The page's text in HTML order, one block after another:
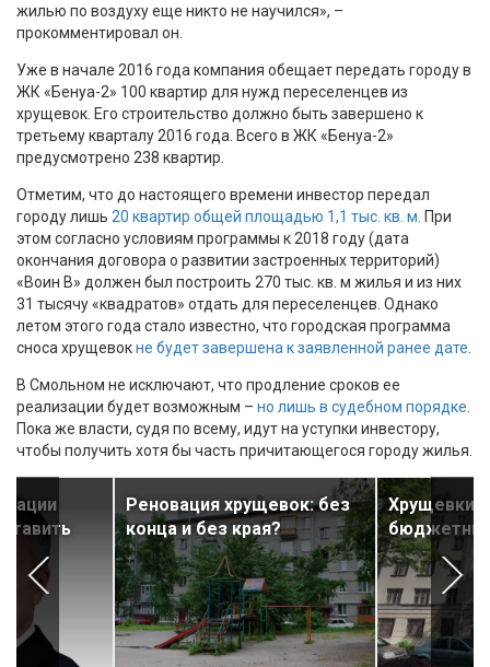
жилью по воздуху еще никто не научился», –
прокомментировал он.
Уже в начале 2016 года компания обещает передать городу в
ЖК «Бенуа-2» 100 квартир для нужд переселенцев из
хрущевок. Его строительство должно быть завершено к
третьему кварталу 2016 года. Всего в ЖК «Бенуа-2»
предусмотрено 238 квартир.
Отметим, что до настоящего времени инвестор передал
городу лишь 20 квартир общей площадью 1,1 тыс. кв. м. При
этом согласно условиям программы к 2018 году (дата
окончания договора о развитии застроенных территорий)
«Воин В» должен был построить 270 тыс. кв. м жилья и из них
31 тысячу «квадратов» отдать для переселенцев. Однако
летом этого года стало известно, что городская программа
сноса хрущевокне будет завершена к заявленной ранее дате
В Смольном не исключают, что продление сроков ее
реализации будет возможным – но лишь в судебном порядке
Пока же власти, судя по всему, идут на уступки инвестору,
чтобы получить хотя бы часть причитающегося городу жилья.
Реновация хрущевок: без
конца и без края?
Хрущевки